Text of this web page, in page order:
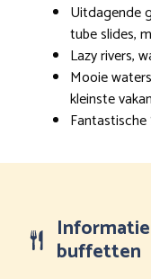
Uitdagende
tube slides,
Lazy rivers,
Mooie
kleinste
buffetten